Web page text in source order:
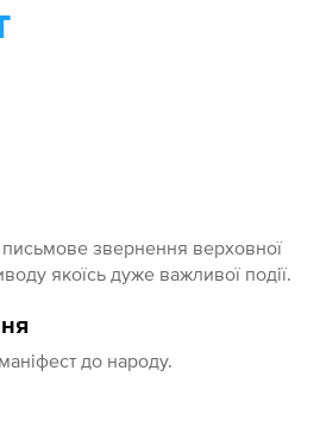
звернення верховної
якоїсь дуже важливої події.
до народу.